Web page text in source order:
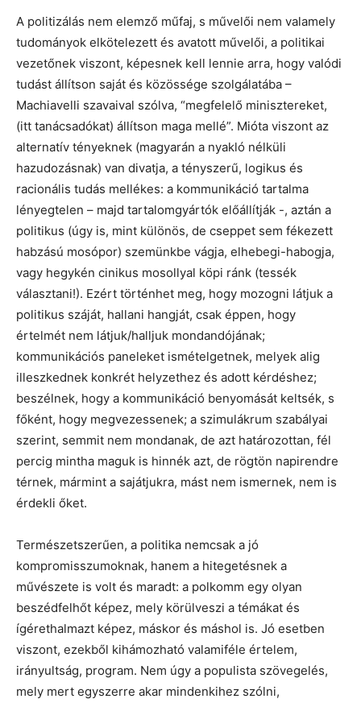
A politizálás nem elemző műfaj, s művelői nem valamely
tudományok elkötelezett és avatott művelői, a politikai
vezetőnek viszont, képesnek kell lennie arra, hogy valódi
tudást állítson saját és közössége szolgálatába –
Machiavelli szavaival szólva, “megfelelő minisztereket,
(itt tanácsadókat) állítson maga mellé”. Mióta viszont az
alternatív tényeknek (magyarán a nyakló nélküli
hazudozásnak) van divatja, a tényszerű, logikus és
racionális tudás mellékes: a kommunikáció tartalma
lényegtelen – majd tartalomgyártók előállítják -, aztán a
politikus (úgy is, mint különös, de cseppet sem fékezett
habzású mosópor) szemünkbe vágja, elhebegi-habogja,
vagy hegykén cinikus mosollyal köpi ránk (tessék
választani!). Ezért történhet meg, hogy mozogni látjuk a
politikus száját, hallani hangját, csak éppen, hogy
értelmét nem látjuk/halljuk mondandójának;
kommunikációs paneleket ismételgetnek, melyek alig
illeszkednek konkrét helyzethez és adott kérdéshez;
beszélnek, hogy a kommunikáció benyomását keltsék, s
főként, hogy megvezessenek; a szimulákrum szabályai
szerint, semmit nem mondanak, de azt határozottan, fél
percig mintha maguk is hinnék azt, de rögtön napirendre
térnek, mármint a sajátjukra, mást nem ismernek, nem is
érdekli őket.
Természetszerűen, a politika nemcsak a jó
kompromisszumoknak, hanem a hitegetésnek a
művészete is volt és maradt: a polkomm egy olyan
beszédfelhőt képez, mely körülveszi a témákat és
ígérethalmazt képez, máskor és máshol is. Jó esetben
viszont, ezekből kihámozható valamiféle értelem,
irányultság, program. Nem úgy a populista szövegelés,
mely mert egyszerre akar mindenkihez szólni,